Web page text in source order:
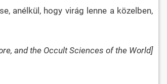
anélkül, hogy virág lenne a közelben,
and the Occult Sciences of the World]